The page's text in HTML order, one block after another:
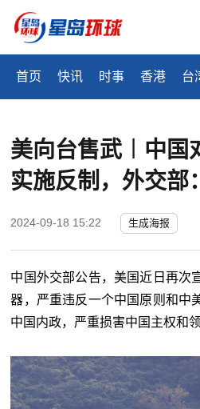
首页 快讯 时事 香港 台
美向台售武︱中国
实施反制，外交部
2024-09-18 15:22 生成海报
中国外交部公告，美国近日再次
器，严重违反一个中国原则和中
中国内政，严重损害中国主权和领